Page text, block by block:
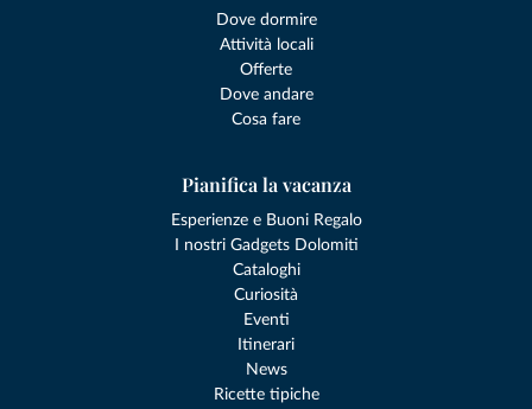
Dove dormire
Attività locali
Offerte
Dove andare
Cosa fare
Pianifica la vacanza
Esperienze e Buoni Regalo
I nostri Gadgets Dolomiti
Cataloghi
Curiosità
Eventi
Itinerari
News
Ricette tipiche